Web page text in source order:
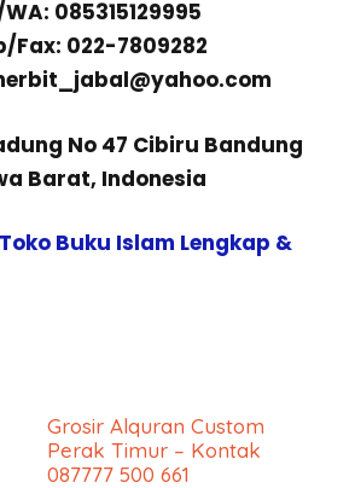
WA: 085315129995
Fax: 022-7809282
No 47 Cibiru Bandung
Barat, Indonesia
Toko Buku Islam Lengkap &
Grosir Alquran Custom
Perak Timur – Kontak
087777 500 661